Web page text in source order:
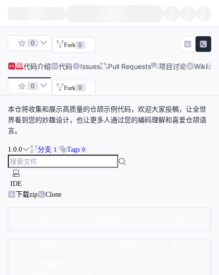
0 Fork 0
代码介绍 代码 Issues Pull Requests 项目讨论 Wiki
0 Fork 0
本仓将收集和展示高质量的仓颉示例代码，欢迎大家投稿，让全世
界看到您的妙趣设计，也让更多人通过您的编码理解和喜爱仓颉语
言。
1.0.0 分支 1 Tags 0
IDE
下载zip
Clone